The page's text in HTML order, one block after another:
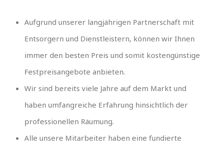
Aufgrund unserer langjährigen Partnerschaft mit
Entsorgern und Dienstleistern, können wir Ihnen
immer den besten Preis und somit kostengünstige
Festpreisangebote anbieten.
Wir sind bereits viele Jahre auf dem Markt und
haben umfangreiche Erfahrung hinsichtlich der
professionellen Räumung.
Alle unsere Mitarbeiter haben eine fundierte